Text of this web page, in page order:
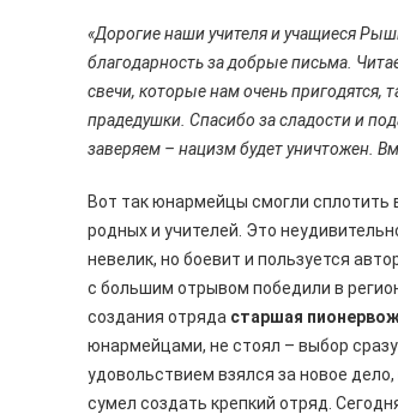
«Дорогие наши учителя и учащиеся
благодарность за добрые письма.
свечи, которые нам очень пригодятся,
прадедушки. Спасибо за сладости и
заверяем – нацизм будет уничтожен.
Вот так юнармейцы смогли сплотить
родных и учителей. Это
невелик, но боевит и пользуется
с большим отрывом победили в
создания отряда старшая
юнармейцами, не стоял – выбор
удовольствием взялся за новое
сумел создать крепкий отряд.